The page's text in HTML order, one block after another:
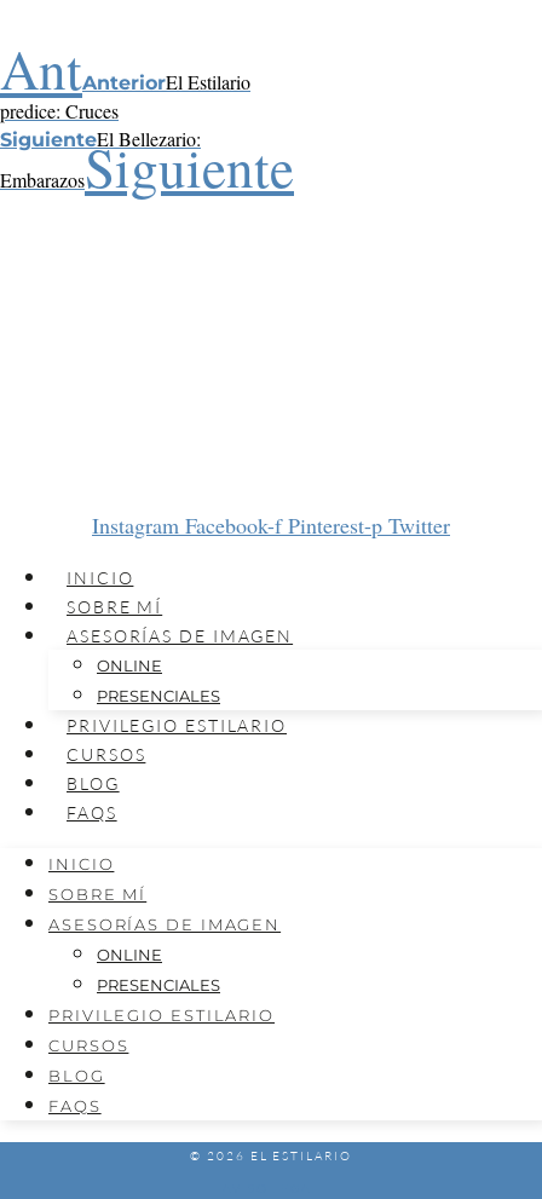
AntAnteriorEl Estilario
predice: Cruces
SiguienteEl Bellezario:
EmbarazosSiguiente
Instagram Facebook-f Pinterest-p Twitter
INICIO
SOBRE MÍ
ASESORÍAS DE IMAGEN
ONLINE
PRESENCIALES
PRIVILEGIO ESTILARIO
CURSOS
BLOG
FAQS
INICIO
SOBRE MÍ
ASESORÍAS DE IMAGEN
ONLINE
PRESENCIALES
PRIVILEGIO ESTILARIO
CURSOS
BLOG
FAQS
© 2026 EL ESTILARIO